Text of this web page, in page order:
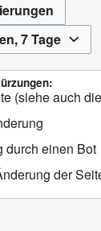
7 Tage
(siehe auch die
durch einen Bot
der